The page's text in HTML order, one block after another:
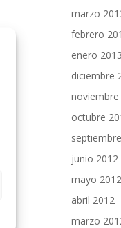
marzo
febrero
enero 2013
diciembre
octubre
junio 2012
mayo 2012
abril 2012
marzo